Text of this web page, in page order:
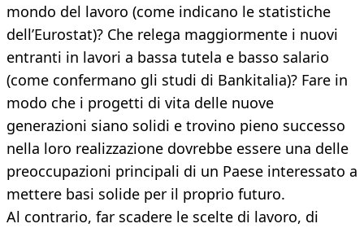
mondo del lavoro (come indicano le statistiche
dell’Eurostat)? Che relega maggiormente i nuovi
entranti in lavori a bassa tutela e basso salario
(come confermano gli studi di Bankitalia)? Fare in
modo che i progetti di vita delle nuove
generazioni siano solidi e trovino pieno successo
nella loro realizzazione dovrebbe essere una delle
preoccupazioni principali di un Paese interessato a
mettere basi solide per il proprio futuro.
Al contrario, far scadere le scelte di lavoro, di